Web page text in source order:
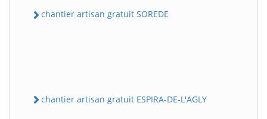
chantier artisan gratuit SOREDE
chantier artisan gratuit ESPIRA-DE-L'AGLY